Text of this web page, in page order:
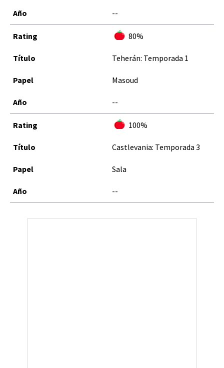
--
80%
Teherán: Temporada 1
Masoud
--
100%
Castlevania: Temporada 3
Sala
--